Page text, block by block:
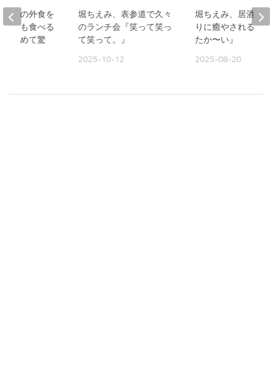
堀ちえみ、表参道で久々
のランチ会『笑って笑っ
て笑って。』
2025-10-12
堀ちえみ、居酒屋
りに癒やされる夜
たか〜い』
2025-08-20
夫との外食を
よりも食べる
て改めて驚